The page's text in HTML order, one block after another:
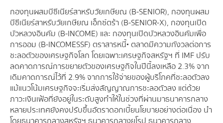
กองทุนผสมบีซีเนียร์สาหรับวัยเกษียณ (B-SENIOR), กองทุนผสม
บีซีเนียร์สาหรับวัยเกษียณ เอ็กซ์ตร้า (B-SENIOR-X), กองทุนเปิด
บัวหลวงอินคัม (B-INCOME) และ กองทุนเปิดบัวหลวงอินคัมเพื่อ
การออม (B-INCOMESSF) ตราสารหนี้• ตลาดมีความกังวลต่อการ
ชะลอตัวของเศรษฐกิจโลก โดยเฉพาะเศรษฐกิจสหรัฐฯ ที่ IMF ปรับ
ลดคาดการณ์การขยายตัวของเศรษฐกิจในปีนี้ลงเหลือ 2.3% จาก
เดิมคาดการณ์ไว้ที่ 2.9% จากการใช้จ่ายของผู้บริโภคที่ชะลอตัวลง
แม้แนวโน้มเศรษฐกิจจะเริ่มส่งสัญญาณการชะลอตัวลง แต่ด้วย
ภาวะเงินเฟ้อที่ยังอยู่ในระดับสูงทำให้ในช่วงที่ผ่านมาธนาคารกลาง
หลายประเทศยังคงปรับขึ้นอัตราดอกเบี้ยนโยบายอย่างต่อเนื่อง นำ